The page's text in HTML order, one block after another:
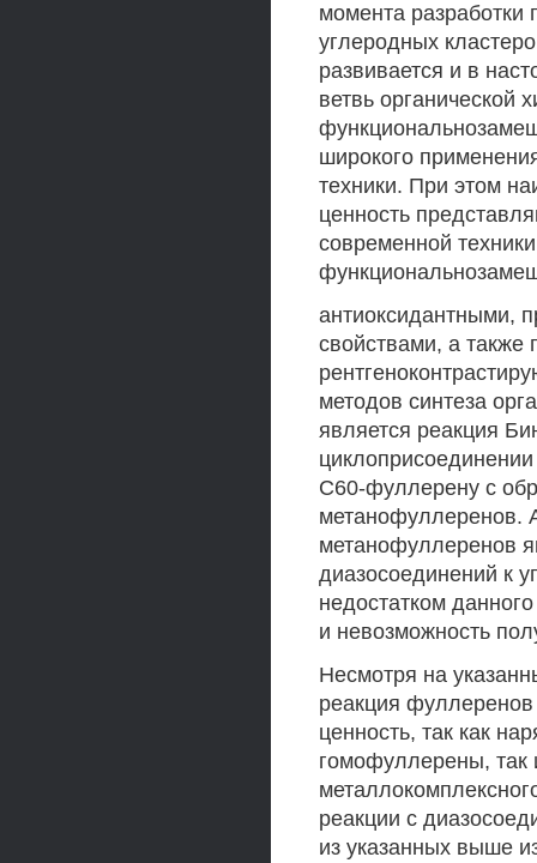
момента разработки
углеродных
развивается и в
ветвь органической
широкого
техники. При этом
ценность
современной
антиоксидантными,
свойствами, а также
методов синтеза
является реакция
С60-фуллерену с
метанофуллеренов.
метанофуллеренов
диазосоединений к
недостатком
и невозможность
Несмотря на
реакция
ценность, так как
гомофуллерены,
реакции с
из указанных выше